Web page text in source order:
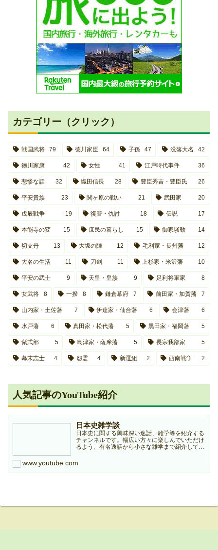
カテゴリー（クリック）
戦国武将 79 徳川家臣 64 子孫 47 没落大名 42
徳川家康 42 女性 41 江戸時代事件 36
悲惨な話 32 織田信長 28 豊臣秀吉・豊臣氏 26
平安貴族 23 関ヶ原の戦い 21 武田家 20
戊辰戦争 19 復讐・仇討 18 伝説 17
本能寺の変 15 庶民の暮らし 15 御家騒動 14
切支丹 13 大坂の陣 12 毛利家・長州藩 12
大名の生活 11 刀剣 11 上杉家・米沢藩 10
平安の武士 9 天皇・皇族 9 足利将軍家 8
女武将 8 一揆 8 鎌倉幕府 7 前田家・加賀藩 7
山内家・土佐藩 7 伊達家・仙台藩 6 会津藩 6
水戸藩 6 真田家・松代藩 5 黒田家・福岡藩 5
紫式部 5 島津家・薩摩藩 5 長宗我部家 5
幕末志士 4 怨霊 4 新選組 2 西南戦争 2
人気記事のYouTube紹介
日本史雑学談
日本史に関する興味深い逸話、雑学等を紹介する
チャンネルです。幅広い方々に楽しんでいただけ
るよう、有名逸話から小さな雑学まで紹介してい
ンネルは個人ブログ『日本史雑学庵』の記事を元
に作成していますので...
www.youtube.com